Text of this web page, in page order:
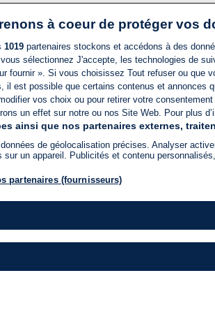
à coeur de protéger vos
1019partenaires stockons et accédons à des
sélectionnez J'accepte, les technologies de
fournir ». Si vous choisissez Tout refuser ou
il est possible que certains contenus et annonces
vos choix ou pour retirer votre
un effet sur notre ou nos Site Web. Pour plus
ainsi que nos partenaires externes,
de géolocalisation précises. Analyser
sur un appareil. Publicités et contenu
partenaires (fournisseurs)